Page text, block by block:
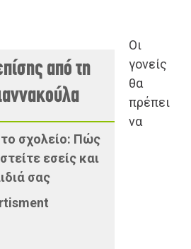
από τη
σχολείο: Πώς
εσείς και
σας
Οι
γονείς
θα
πρέπει
να